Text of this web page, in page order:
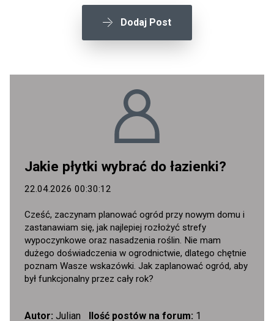
Dodaj Post
Jakie płytki wybrać do łazienki?
22.04.2026 00:30:12
Cześć, zaczynam planować ogród przy nowym domu i
zastanawiam się, jak najlepiej rozłożyć strefy
wypoczynkowe oraz nasadzenia roślin. Nie mam
dużego doświadczenia w ogrodnictwie, dlatego chętnie
poznam Wasze wskazówki. Jak zaplanować ogród, aby
był funkcjonalny przez cały rok?
Autor: Julian Ilość postów na forum: 1